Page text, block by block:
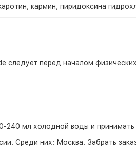
кармин, пиридоксина
перед началом
мл холодной воды и принимать
Среди них: Москва. Забрать